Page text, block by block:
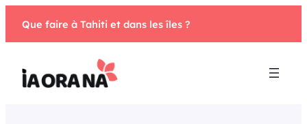
Que faire à Tahiti et dans les îles ?